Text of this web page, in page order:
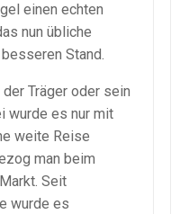
einen echten
nun übliche
Stand.
Träger oder sein
wurde es nur mit
weite Reise
man beim
Seit
wurde es